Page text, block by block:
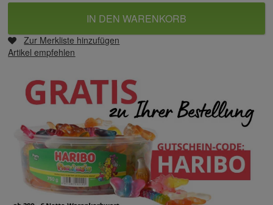
IN DEN WARENKORB
Zur Merkliste hinzufügen
Artikel empfehlen